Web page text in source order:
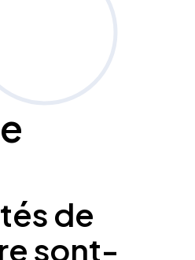
de
sont-